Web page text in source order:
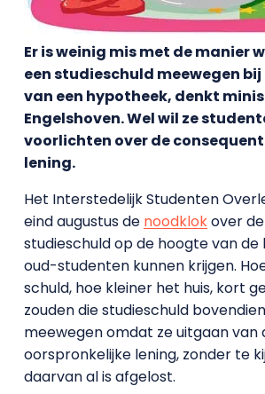
Er is weinig mis met de manier
een studieschuld meewegen
van een hypotheek, denkt
Engelshoven. Wel wil ze
voorlichten over de
lening.
Het Interstedelijk Studenten
eind augustus de noodklokover de
studieschuld op de hoogte van
oud-studenten kunnen krijgen.
schuld, hoe kleiner het huis, kort
zouden die studieschuld
meewegen omdat ze uitgaan van
oorspronkelijke lening, zonder te
daarvan al is afgelost.